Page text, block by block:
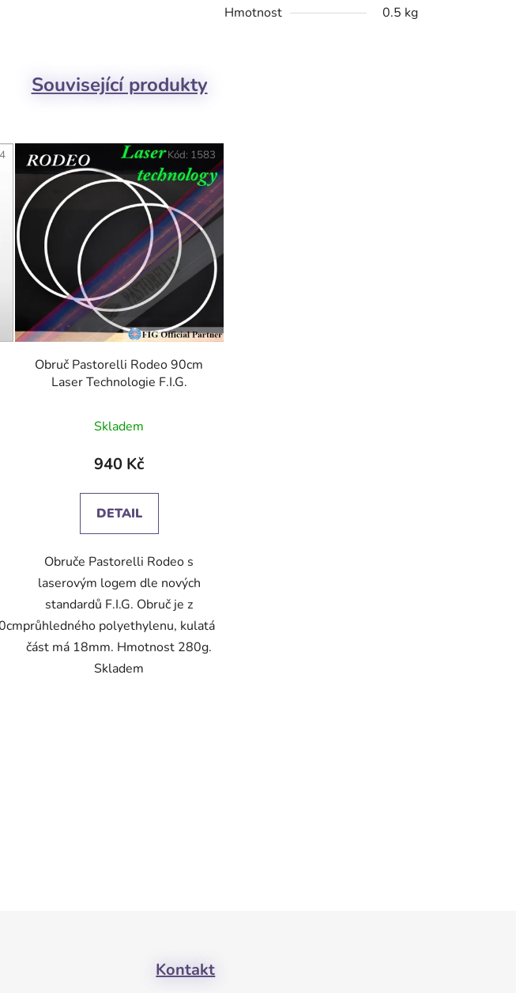
Hmotnost
0.5 kg
Související produkty
Obruč Pastorelli Rodeo 90cm
Laser Technologie F.I.G.
Skladem
940 Kč
DETAIL
Obruče Pastorelli Rodeo s
laserovým logem dle nových
standardů F.I.G. Obruč je z
průhledného polyethylenu, kulatá
část má 18mm. Hmotnost 280g.
Skladem
Kód: 1583
Kontakt